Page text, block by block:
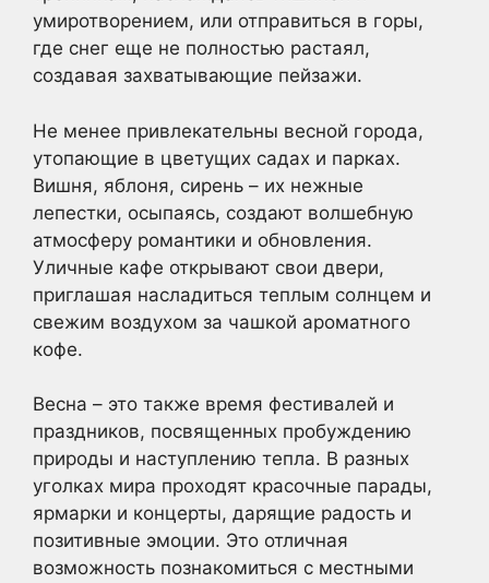
умиротворением, или отправиться в горы,
где снег еще не полностью растаял,
создавая захватывающие пейзажи.
Не менее привлекательны весной города,
утопающие в цветущих садах и парках.
Вишня, яблоня, сирень – их нежные
лепестки, осыпаясь, создают волшебную
атмосферу романтики и обновления.
Уличные кафе открывают свои двери,
приглашая насладиться теплым солнцем и
свежим воздухом за чашкой ароматного
кофе.
Весна – это также время фестивалей и
праздников, посвященных пробуждению
природы и наступлению тепла. В разных
уголках мира проходят красочные парады,
ярмарки и концерты, дарящие радость и
позитивные эмоции. Это отличная
возможность познакомиться с местными